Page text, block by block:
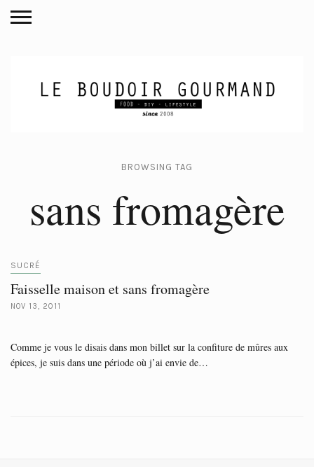
BROWSING TAG
sans fromagère
SUCRÉ
Faisselle maison et sans fromagère
NOV 13, 2011
Comme je vous le disais dans mon billet sur la confiture de mûres aux
épices, je suis dans une période où j’ai envie de…